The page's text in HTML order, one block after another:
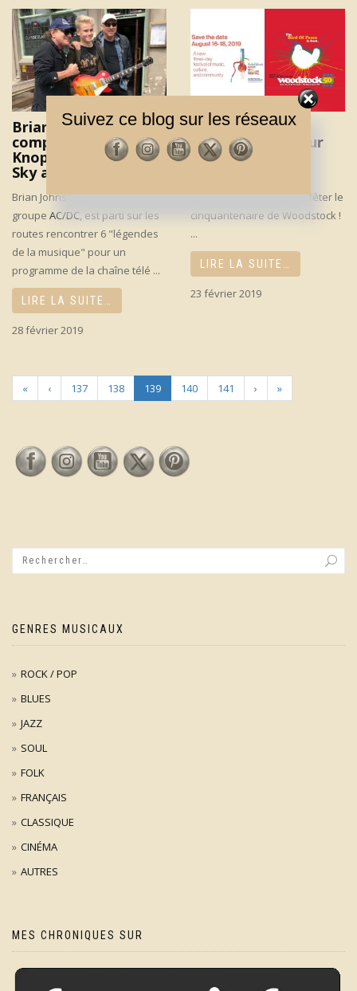
Brian Johnson en
compagnie de Mark
Knopfler, bientôt sur
Sky arts !
Brian Johnson, le chanteur du
groupe AC/DC, est parti sur les
routes rencontrer 6 "légendes
de la musique" pour un
programme de la chaîne télé ...
LIRE LA SUITE…
28 février 2019
2 festivals-
anniversaires pour
les 50 ans de
ll y aura 2 festivals pour fêter le
cinquantenaire de Woodstock !
...
LIRE LA SUITE…
23 février 2019
« ‹ 137 138 139 140 141 › »
GENRES MUSICAUX
ROCK / POP
BLUES
JAZZ
SOUL
FOLK
FRANÇAIS
CLASSIQUE
CINÉMA
AUTRES
MES CHRONIQUES SUR
Suivez ce blog sur les réseaux